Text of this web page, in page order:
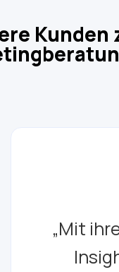
Kunden
„Mit